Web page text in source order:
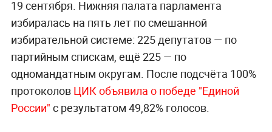
19 сентября. Нижняя палата парламента
избиралась на пять лет по смешанной
избирательной системе: 225 депутатов — по
партийным спискам, ещё 225 — по
одномандатным округам. После подсчёта 100%
протоколов ЦИК объявила о победе "Единой
России" с результатом 49,82% голосов.